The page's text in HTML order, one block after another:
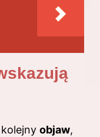
objaw,